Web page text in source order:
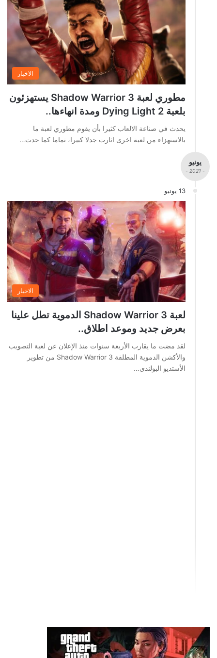
الاخبار
مطوري لعبة Shadow Warrior 3 يستهزئون
بلعبة Dying Light 2 ومدة انهاءها..
يحدث في صناعة الالعاب كثيرا بأن يقوم مطوري لعبة ما
بالاستهزاء من لعبة اخرى اثارت جدلا كبيرا، تماما كما حدث…
يونيو
- 2021 -
13 يونيو
الاخبار
لعبة Shadow Warrior 3 الدموية تطل علينا
بعرض جديد وموعد اطلاق..
لقد مضت ما يقارب الأربعة سنوات منذ الإعلان عن لعبة التصويب
والأكشن الدموية المطلقة Shadow Warrior 3 من تطوير
الأستديو البولندي…